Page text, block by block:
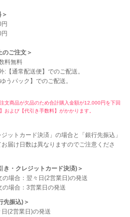
のご注文＞
料無料
【通常配送便】でのご配送。
うパック】でのご配送。
文商品が欠品のため合計購入金額が12,000円を下回
および【代引き手数料】がかかります。
ジットカード決済」の場合と「銀行先振込」
届け日数は異なりますのでご注意くださ
き・クレジットカード決済)＞
の場合：翌々日(2営業日)の発送
の場合：3営業日の発送
先振込)＞
(2営業日)の発送